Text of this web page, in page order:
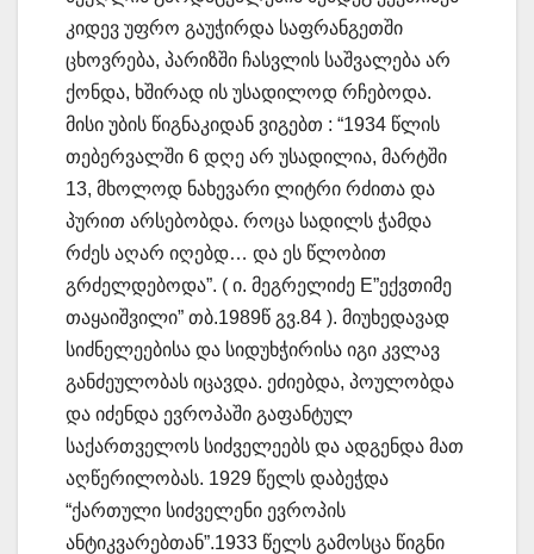
კიდევ უფრო გაუჭირდა საფრანგეთში
ცხოვრება, პარიზში ჩასვლის საშვალება არ
ქონდა, ხშირად ის უსადილოდ რჩებოდა.
მისი უბის წიგნაკიდან ვიგებთ : “1934 წლის
თებერვალში 6 დღე არ უსადილია, მარტში
13, მხოლოდ ნახევარი ლიტრი რძითა და
პურით არსებობდა. როცა სადილს ჭამდა
რძეს აღარ იღებდ… და ეს წლობით
გრძელდებოდა”. ( ი. მეგრელიძე E”ექვთიმე
თაყაიშვილი” თბ.1989წ გვ.84 ). მიუხედავად
სიძნელეებისა და სიდუხჭირისა იგი კვლავ
განძეულობას იცავდა. ეძიებდა, პოულობდა
და იძენდა ევროპაში გაფანტულ
საქართველოს სიძველეებს და ადგენდა მათ
აღწერილობას. 1929 წელს დაბეჭდა
“ქართული სიძველენი ევროპის
ანტიკვარებთან”.1933 წელს გამოსცა წიგნი